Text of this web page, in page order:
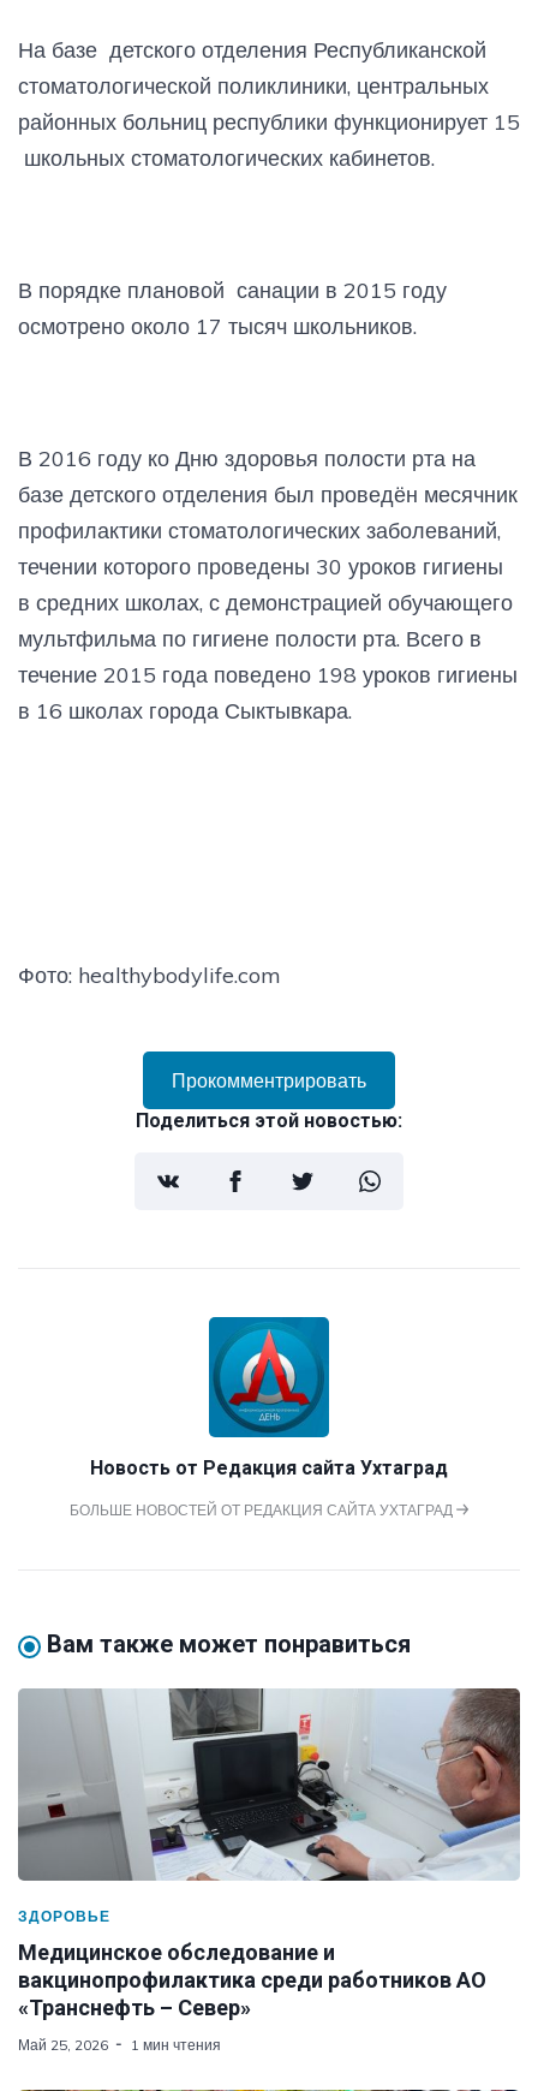
На базе детского отделения Республиканской
стоматологической поликлиники, центральных
районных больниц республики функционирует 15
школьных стоматологических кабинетов.
В порядке плановой санации в 2015 году
осмотрено около 17 тысяч школьников.
В 2016 году ко Дню здоровья полости рта на
базе детского отделения был проведён месячник
профилактики стоматологических заболеваний,
течении которого проведены 30 уроков гигиены
в средних школах, с демонстрацией обучающего
мультфильма по гигиене полости рта. Всего в
течение 2015 года поведено 198 уроков гигиены
в 16 школах города Сыктывкара.
Фото: healthybodylife.com
Прокомментрировать
Поделиться этой новостью:
Новость от Редакция сайта Ухтаград
БОЛЬШЕ НОВОСТЕЙ ОТ РЕДАКЦИЯ САЙТА УХТАГРАД
Вам также может понравиться
ЗДОРОВЬЕ
Медицинское обследование и
вакцинопрофилактика среди работников АО
«Транснефть – Север»
Май 25, 2026 1 мин чтения